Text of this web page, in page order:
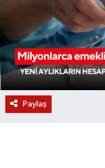
Paylaş
GÖRDES
KÖPRÜBAŞI
SOMA
SELENDİ
SOMA
TURGUTLU
YUNUSEMRE
BİLİM VE
YAZARLAR
MANİSA'NIN
MANİSA'YI